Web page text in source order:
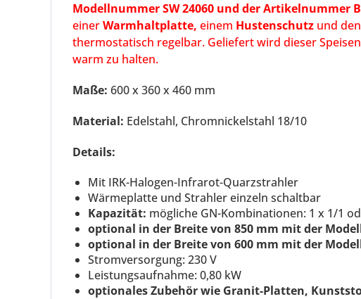
Modellnummer SW 24060 und der Artikelnummer
einerWarmhaltplatte, einem Hustenschutz und
thermostatisch regelbar. Geliefert wird dieser
warm zu halten.
Maße: 600 x 360 x 460 mm
Material: Edelstahl, Chromnickelstahl 18/10
Details:
Mit IRK-Halogen-Infrarot-Quarzstrahler
Wärmeplatte und Strahler einzeln schaltbar
Kapazität: mögliche GN-Kombinationen: 1 x 1/1
optional in der Breite von 850 mm mit der
optional in der Breite von 600 mm mit der
Stromversorgung: 230 V
Leistungsaufnahme: 0,80 kW
optionales Zubehör wie Granit-Platten,